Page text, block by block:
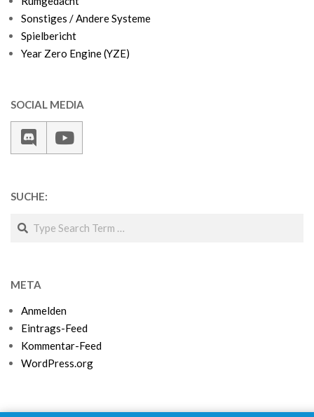
Sonstiges / Andere Systeme
Spielbericht
Year Zero Engine (YZE)
SOCIAL MEDIA
SUCHE:
Search
META
Anmelden
Eintrags-Feed
Kommentar-Feed
WordPress.org